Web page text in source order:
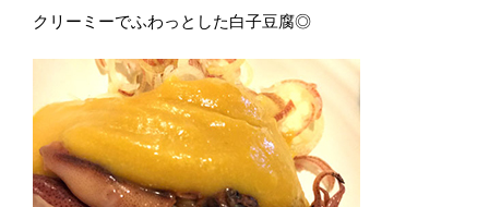
クリーミーでふわっとした白子豆腐◎